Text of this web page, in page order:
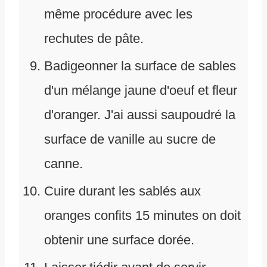
même procédure avec les
rechutes de pâte.
Badigeonner la surface de sables
d'un mélange jaune d'oeuf et fleur
d'oranger. J'ai aussi saupoudré la
surface de vanille au sucre de
canne.
Cuire durant les sablés aux
oranges confits 15 minutes on doit
obtenir une surface dorée.